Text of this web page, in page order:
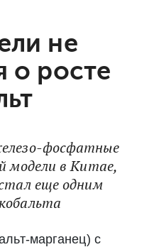
не
о росте
фосфатные
модели в Китае,
еще одним
марганец) с